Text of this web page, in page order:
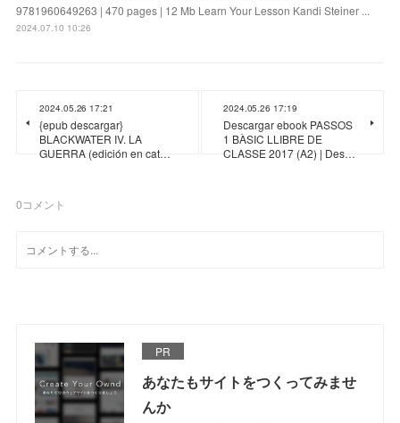
9781960649263 | 470 pages | 12 Mb Learn Your Lesson Kandi Steiner ...
2024.07.10 10:26
2024.05.26 17:21
{epub descargar}
BLACKWATER IV. LA
GUERRA (edición en cat…
2024.05.26 17:19
Descargar ebook PASSOS
1 BÀSIC LLIBRE DE
CLASSE 2017 (A2) | Des…
0コメント
PR
あなたもサイトをつくってみませ
んか